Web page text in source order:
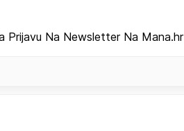
Prijavu Na Newsletter Na Mana.hr